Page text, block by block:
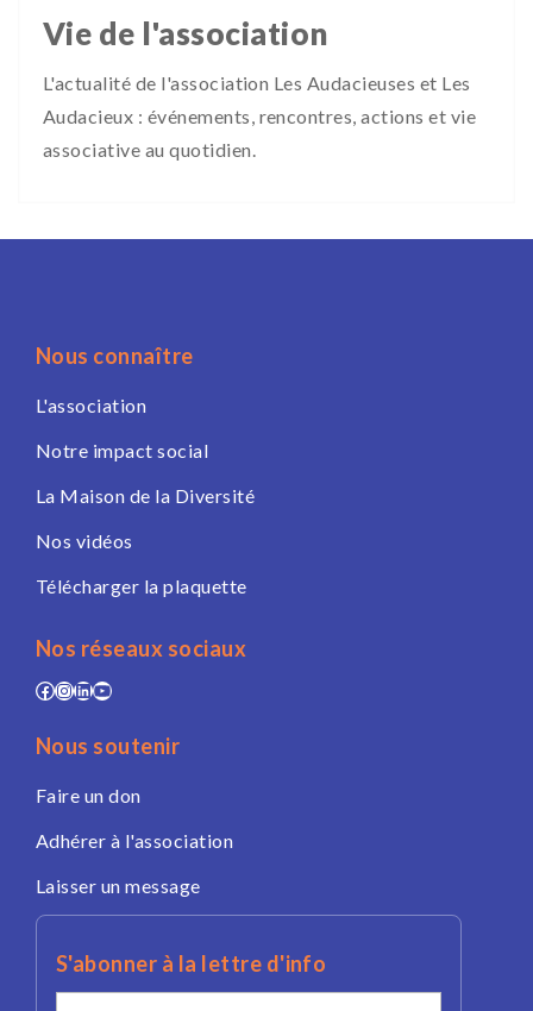
Vie de l'association
L'actualité de l'association Les Audacieuses et Les
Audacieux : événements, rencontres, actions et vie
associative au quotidien.
Nous connaître
L'association
Notre impact social
La Maison de la Diversité
Nos vidéos
Télécharger la plaquette
Nos réseaux sociaux
Facebook
Instagram
LinkedIn
YouTube
Nous soutenir
Faire un don
Adhérer à l'association
Laisser un message
S'abonner à la lettre d'info